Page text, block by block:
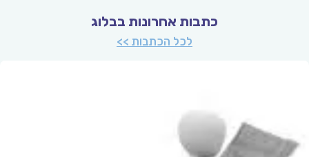
כתבות אחרונות בבלוג
לכל הכתבות >>